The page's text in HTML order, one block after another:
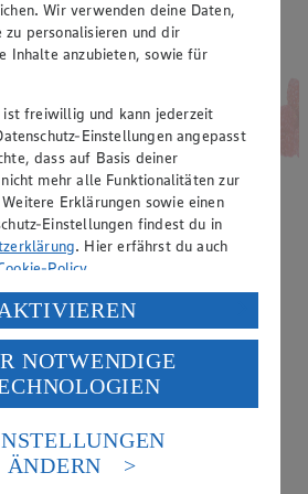
Wir verwenden deine Daten,
zu personalisieren und dir
Inhalte anzubieten, sowie für
ist freiwillig und kann jederzeit
Einstellungen angepasst
dass auf Basis deiner
mehr alle Funktionalitäten zur
Erklärungen sowie einen
Einstellungen findest du in
. Hier erfährst du auch
Policy.
personenbezogenen Daten in den
und YouTube:
klickst, willigst du im Sinne
1 lit. a) DSGVO ein, dass deine
verarbeitet werden. Der EuGH sieht
einem nach europäischen
Datenschutzniveau an.
eines Zugriffs durch US-
AKTIVIEREN
NOTWENDIGE
ÄNDERN